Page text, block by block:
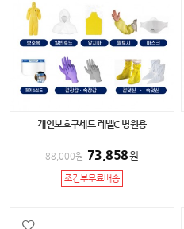
개인보호구세트 레벨C 병원용
88,000원 73,858원
조건부무료배송